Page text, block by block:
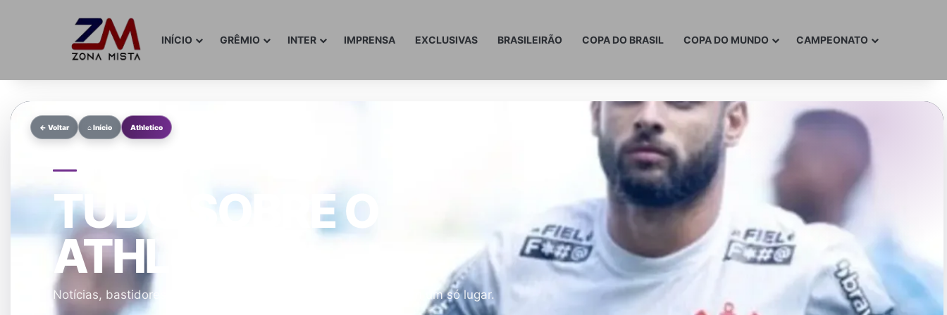
INÍCIO GRÊMIO INTER IMPRENSA EXCLUSIVAS BRASILEIRÃO COPA DO BRASIL COPA DO MUNDO CAMPEONATO
← Voltar ⌂ Início Athletico
TUDO SOBRE O
ATHLETICO
Notícias, bastidores, mercado, jogos e a caminhada do clube em um só lugar.
EM DESTAQUE
ÚLTIMA NOTÍCIA